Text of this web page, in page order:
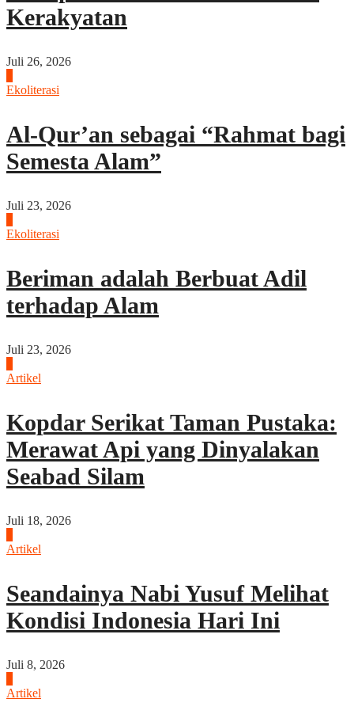
Kerakyatan
Juli 26, 2026
Ekoliterasi
Al-Qur’an sebagai “Rahmat bagi
Semesta Alam”
Juli 23, 2026
Ekoliterasi
Beriman adalah Berbuat Adil
terhadap Alam
Juli 23, 2026
Artikel
Kopdar Serikat Taman Pustaka:
Merawat Api yang Dinyalakan
Seabad Silam
Juli 18, 2026
Artikel
Seandainya Nabi Yusuf Melihat
Kondisi Indonesia Hari Ini
Juli 8, 2026
Artikel